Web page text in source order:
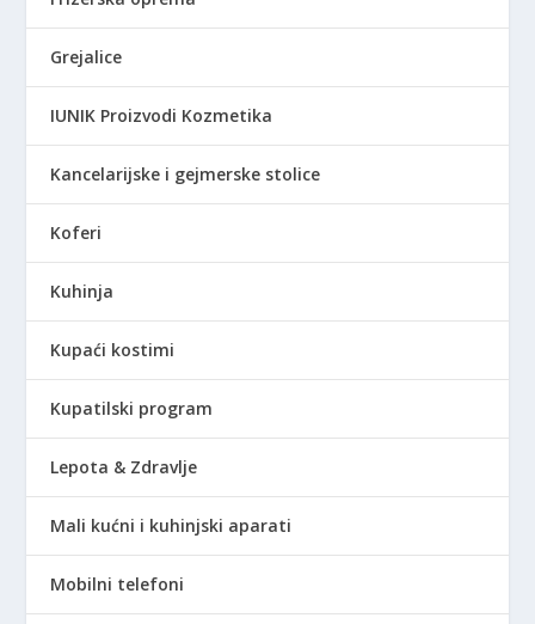
S
.
Grejalice
IUNIK Proizvodi Kozmetika
Kancelarijske i gejmerske stolice
Koferi
Kuhinja
Kupaći kostimi
Kupatilski program
Lepota & Zdravlje
Mali kućni i kuhinjski aparati
Mobilni telefoni